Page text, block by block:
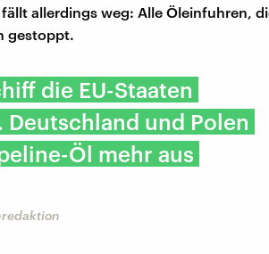
allerdings weg: Alle Öleinfuhren,
gestoppt.
die EU-Staaten
und Polen
Öl mehr aus